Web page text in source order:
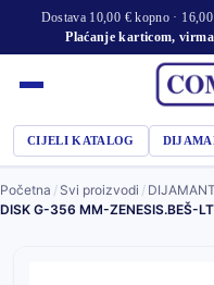
Dostava 10,00 € kopno ·
Plaćanje karticom,
CIJELI KATALOG
Početna / Svi proizvodi /
DISK G-356 MM-ZENESIS.BEŠ-